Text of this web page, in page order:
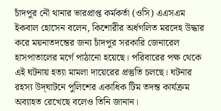
চাঁদপুর নৌ থানার ভারপ্রাপ্ত কর্মকর্তা (ওসি) এএসএম
ইকবাল হোসেন বলেন, কিশোরীর অর্ধগলিত মরদেহ উদ্ধার
করে ময়নাতদন্তের জন্য চাঁদপুর সরকারি জেনারেল
হাসপাতালের মর্গে পাঠানো হয়েছে। পরিবারের পক্ষ থেকে
এই ঘটনায় হত্যা মামলা দায়েরের প্রস্তুতি চলছে। ঘটনার
রহস্য উদ্‌ঘাটনে পুলিশের একাধিক টিম তদন্ত কার্যক্রম
অব্যাহত রেখেছে বলেও তিনি জানান।